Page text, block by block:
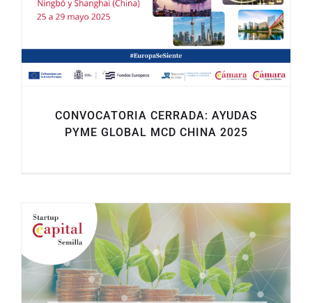
CONVOCATORIA CERRADA: AYUDAS
PYME GLOBAL MCD CHINA 2025